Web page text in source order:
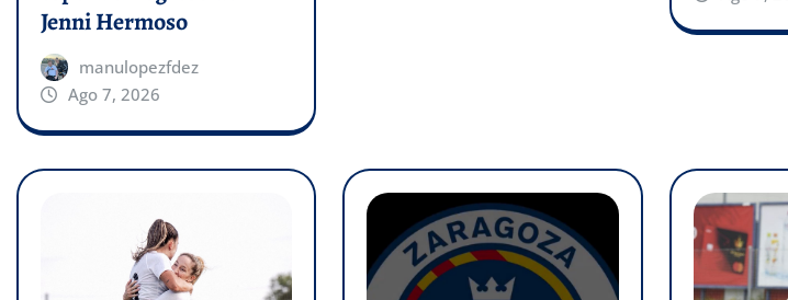
Jenni Hermoso
manulopezfdez
Ago 7, 2026